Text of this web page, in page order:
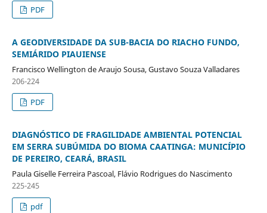
PDF
A GEODIVERSIDADE DA SUB-BACIA DO RIACHO FUNDO,
SEMIÁRIDO PIAUIENSE
Francisco Wellington de Araujo Sousa, Gustavo Souza Valladares
206-224
PDF
DIAGNÓSTICO DE FRAGILIDADE AMBIENTAL POTENCIAL
EM SERRA SUBÚMIDA DO BIOMA CAATINGA: MUNICÍPIO
DE PEREIRO, CEARÁ, BRASIL
Paula Giselle Ferreira Pascoal, Flávio Rodrigues do Nascimento
225-245
pdf